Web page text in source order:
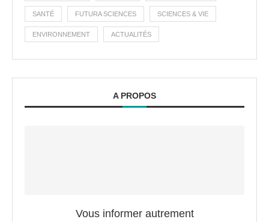
SANTÉ FUTURA SCIENCES SCIENCES & VIE
ENVIRONNEMENT ACTUALITÉS
A PROPOS
Vous informer autrement